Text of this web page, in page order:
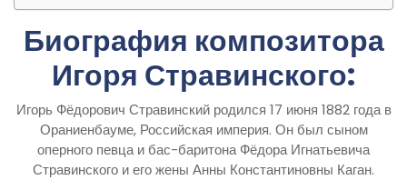
Биография композитора
Игоря Стравинского:
Игорь Фёдорович Стравинский родился 17 июня 1882 года в
Ораниенбауме, Российская империя. Он был сыном
оперного певца и бас-баритона Фёдора Игнатьевича
Стравинского и его жены Анны Константиновны Каган.